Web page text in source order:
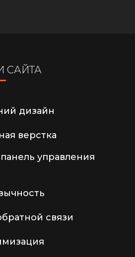
САЙТА
дизайн
верстка
управления
связи